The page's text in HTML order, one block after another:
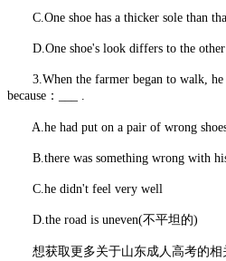
C.One shoe has a thicker sole than
D.One shoe's look differs to the other
3.When the farmer began to walk, he
because：___ .
A.he had put on a pair of wrong
B.there was something wrong with
C.he didn't feel very well
D.the road is uneven(不平坦的)
想获取更多关于山东成人高考的相